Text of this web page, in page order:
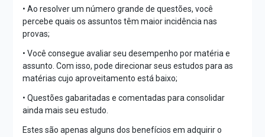
• Ao resolver um número grande de questões, você
percebe quais os assuntos têm maior incidência nas
provas;
• Você consegue avaliar seu desempenho por matéria e
assunto. Com isso, pode direcionar seus estudos para as
matérias cujo aproveitamento está baixo;
• Questões gabaritadas e comentadas para consolidar
ainda mais seu estudo.
Estes são apenas alguns dos benefícios em adquirir o